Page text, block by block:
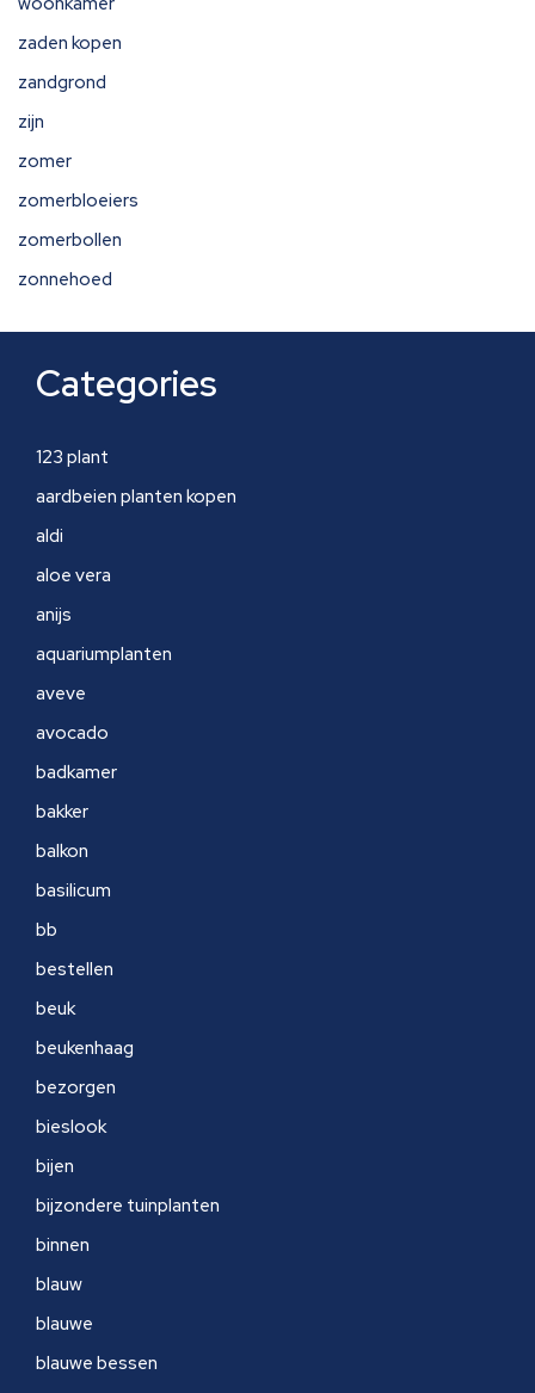
zaden kopen
zandgrond
zijn
zomer
zomerbloeiers
zomerbollen
zonnehoed
Categories
123 plant
aardbeien planten kopen
aldi
aloe vera
anijs
aquariumplanten
aveve
avocado
badkamer
bakker
balkon
basilicum
bb
bestellen
beuk
beukenhaag
bezorgen
bieslook
bijen
bijzondere tuinplanten
binnen
blauw
blauwe
blauwe bessen